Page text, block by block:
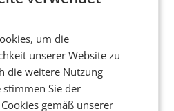
& MEDIA
U-Ausschuss - Presserat
Berichterstattung
Presserat fordert Medienvertreter
im U-Ausschuss zu den
rund um das Ableben des Ex-
um die
unserer Website zu
die weitere Nutzung
stimmen Sie der
gemäß unserer